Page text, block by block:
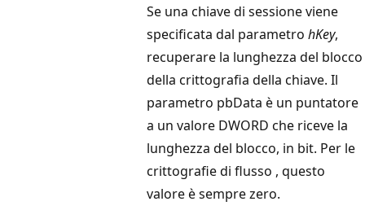
Se una chiave di sessione viene
specificata dal parametro hKey,
recuperare la lunghezza del blocco
della crittografia della chiave. Il
parametro pbData è un puntatore
a un valore DWORD che riceve la
lunghezza del blocco, in bit. Per le
crittografie di flusso , questo
valore è sempre zero.